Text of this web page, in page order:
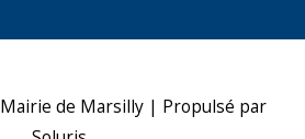
Mairie de Marsilly| Propulsé par